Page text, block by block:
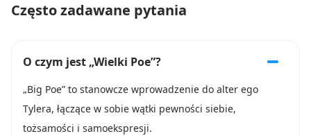
Często zadawane pytania
O czym jest „Wielki Poe”?
„Big Poe” to stanowcze wprowadzenie do alter ego
Tylera, łączące w sobie wątki pewności siebie,
tożsamości i samoekspresji.